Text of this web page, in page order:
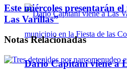
Darío Capitani viene a
Este miércoles presentarán
Las Varillas”
NotasRelacionadas